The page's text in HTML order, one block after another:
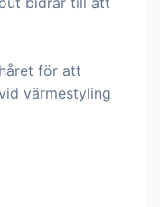
för att
värmestyling